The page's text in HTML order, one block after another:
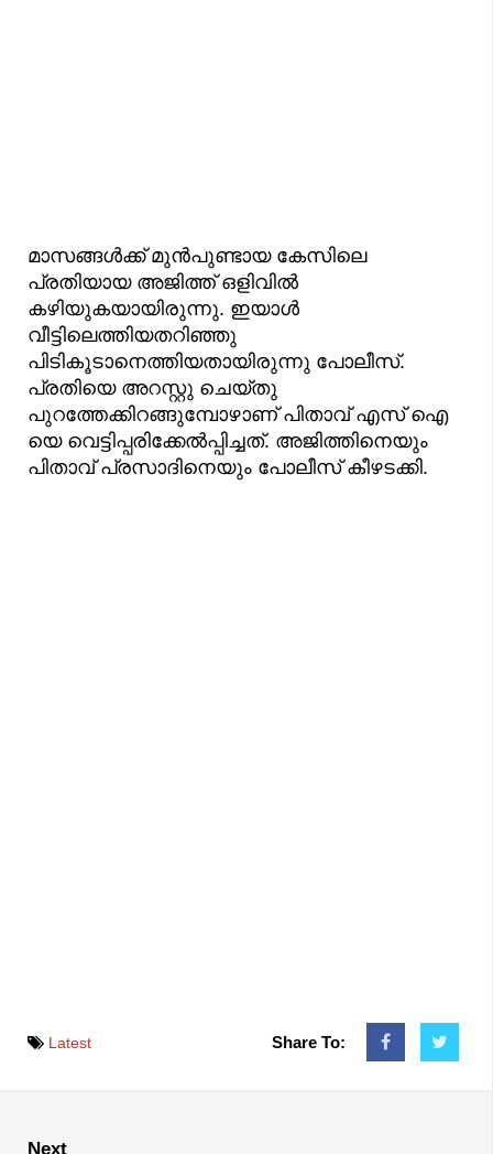
മാസങ്ങൾക്ക് മുൻപുണ്ടായ കേസിലെ
പ്രതിയായ അജിത്ത് ഒളിവിൽ
കഴിയുകയായിരുന്നു. ഇയാൾ
വീട്ടിലെത്തിയതറിഞ്ഞു
പിടികൂടാനെത്തിയതായിരുന്നു പോലീസ്.
പ്രതിയെ അറസ്റ്റു ചെയ്തു
പുറത്തേക്കിറങ്ങുമ്പോഴാണ് പിതാവ് എസ് ഐ
യെ വെട്ടിപ്പരിക്കേൽപ്പിച്ചത്. അജിത്തിനെയും
പിതാവ് പ്രസാദിനെയും പോലീസ് കീഴടക്കി.
Latest Share To:
Next